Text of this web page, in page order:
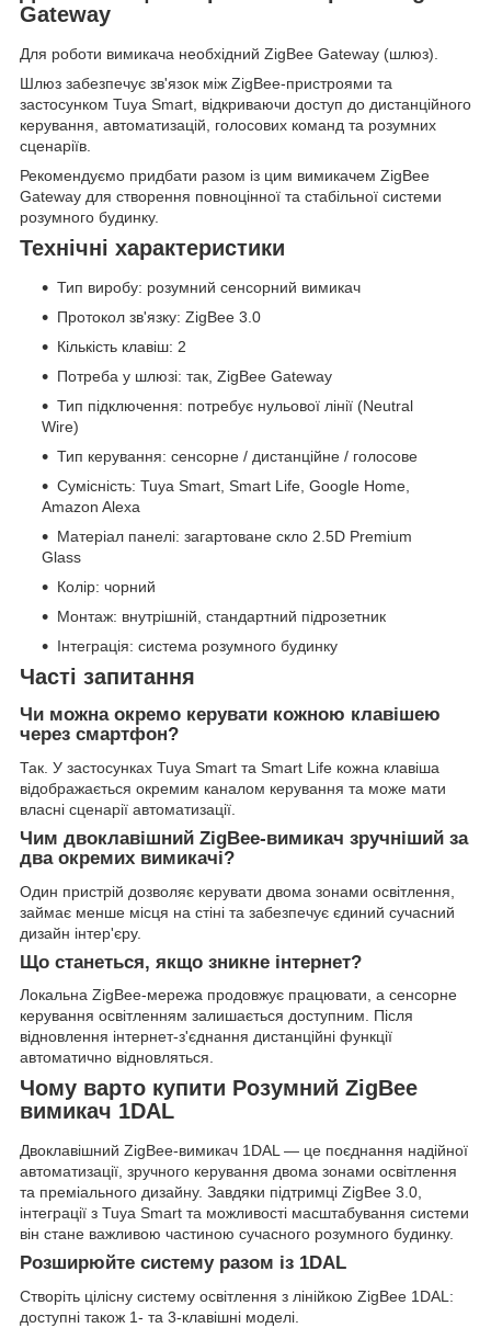
Gateway
Для роботи вимикача необхідний ZigBee Gateway (шлюз).
Шлюз забезпечує зв'язок між ZigBee-пристроями та
застосунком Tuya Smart, відкриваючи доступ до дистанційного
керування, автоматизацій, голосових команд та розумних
сценаріїв.
Рекомендуємо придбати разом із цим вимикачем ZigBee
Gateway для створення повноцінної та стабільної системи
розумного будинку.
Технічні характеристики
Тип виробу: розумний сенсорний вимикач
Протокол зв'язку: ZigBee 3.0
Кількість клавіш: 2
Потреба у шлюзі: так, ZigBee Gateway
Тип підключення: потребує нульової лінії (Neutral
Wire)
Тип керування: сенсорне / дистанційне / голосове
Сумісність: Tuya Smart, Smart Life, Google Home,
Amazon Alexa
Матеріал панелі: загартоване скло 2.5D Premium
Glass
Колір: чорний
Монтаж: внутрішній, стандартний підрозетник
Інтеграція: система розумного будинку
Часті запитання
Чи можна окремо керувати кожною клавішею
через смартфон?
Так. У застосунках Tuya Smart та Smart Life кожна клавіша
відображається окремим каналом керування та може мати
власні сценарії автоматизації.
Чим двоклавішний ZigBee-вимикач зручніший за
два окремих вимикачі?
Один пристрій дозволяє керувати двома зонами освітлення,
займає менше місця на стіні та забезпечує єдиний сучасний
дизайн інтер'єру.
Що станеться, якщо зникне інтернет?
Локальна ZigBee-мережа продовжує працювати, а сенсорне
керування освітленням залишається доступним. Після
відновлення інтернет-з'єднання дистанційні функції
автоматично відновляться.
Чому варто купити Розумний ZigBee
вимикач 1DAL
Двоклавішний ZigBee-вимикач 1DAL — це поєднання надійної
автоматизації, зручного керування двома зонами освітлення
та преміального дизайну. Завдяки підтримці ZigBee 3.0,
інтеграції з Tuya Smart та можливості масштабування системи
він стане важливою частиною сучасного розумного будинку.
Розширюйте систему разом із 1DAL
Створіть цілісну систему освітлення з лінійкою ZigBee 1DAL:
доступні також 1- та 3-клавішні моделі.